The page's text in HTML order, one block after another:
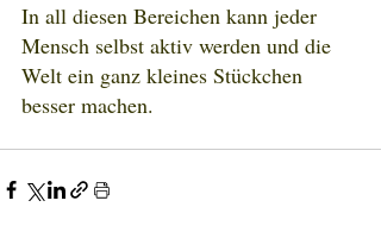
In all diesen Bereichen kann jeder
Mensch selbst aktiv werden und die
Welt ein ganz kleines Stückchen
besser machen.